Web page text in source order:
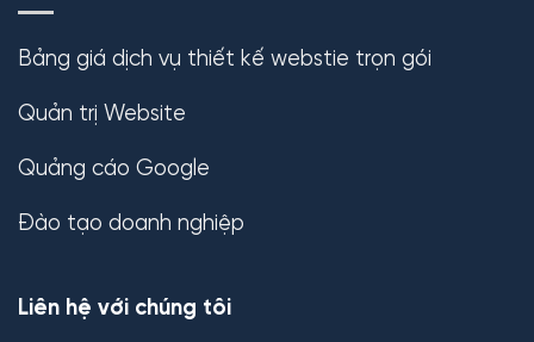
Bảng giá dịch vụ thiết kế webstie trọn gói
Quản trị Website
Quảng cáo Google
Đào tạo doanh nghiệp
Liên hệ với chúng tôi